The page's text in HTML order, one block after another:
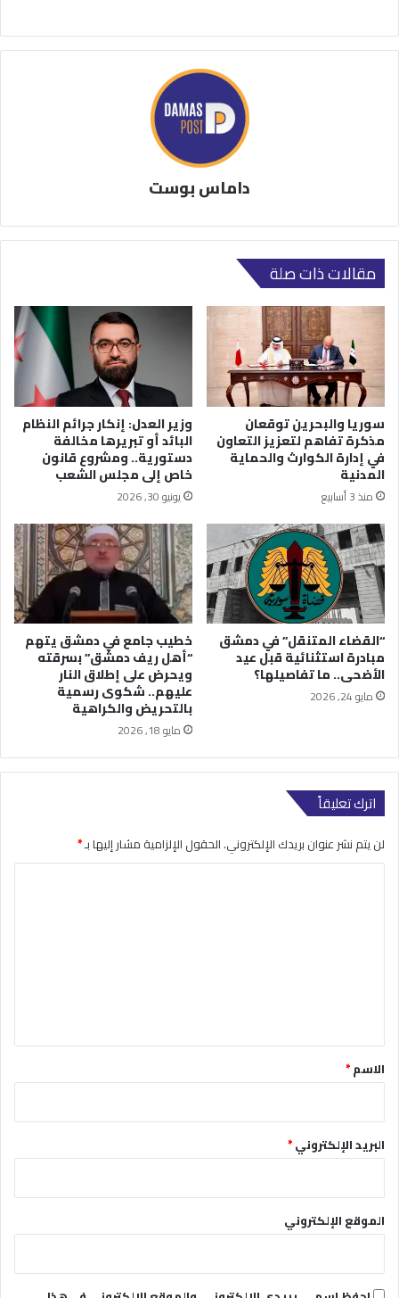
داماس بوست
مقالات ذات صلة
سوريا والبحرين توقعان
مذكرة تفاهم لتعزيز التعاون
في إدارة الكوارث والحماية
المدنية
منذ 3 أسابيع
وزير العدل: إنكار جرائم النظام
البائد أو تبريرها مخالفة
دستورية.. ومشروع قانون
خاص إلى مجلس الشعب
يونيو 30, 2026
“القضاء المتنقل” في دمشق
مبادرة استثنائية قبل عيد
الأضحى.. ما تفاصيلها؟
مايو 24, 2026
خطيب جامع في دمشق يتهم
“أهل ريف دمشق” بسرقته
ويحرض على إطلاق النار
عليهم.. شكوى رسمية
بالتحريض والكراهية
مايو 18, 2026
اترك تعليقاً
لن يتم نشر عنوان بريدك الإلكتروني.الحقول الإلزامية مشار إليها بـ*
*الاسم*
البريد الإلكتروني*
الموقع الإلكتروني